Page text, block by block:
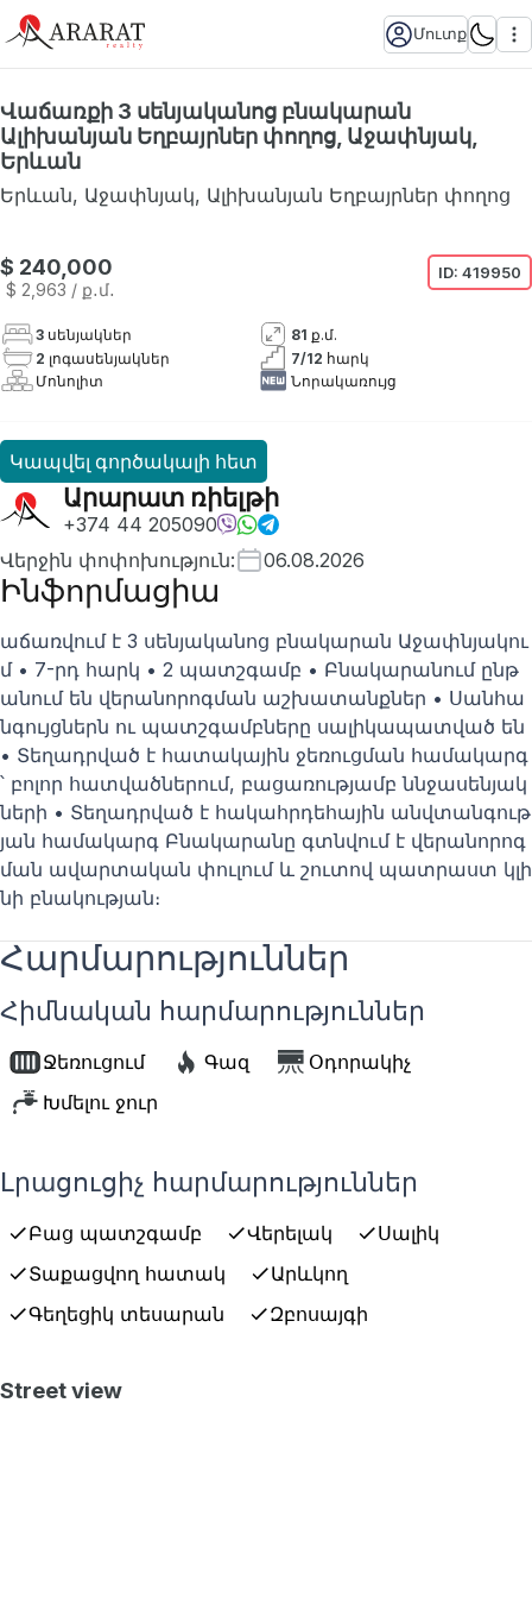
Մուտք
Վաճառքի 3 սենյականոց բնակարան
Ալիխանյան Եղբայրներ փողոց, Աջափնյակ,
Երևան
Երևան, Աջափնյակ, Ալիխանյան Եղբայրներ փողոց
$ 240,000
$ 2,963 / ք․մ․
ID: 419950
3 սենյակներ 81 ք.մ.
2 լոգասենյակներ 7/12 հարկ
Մոնոլիտ
Նորակառույց
Կապվել գործակալի հետ
Արարատ ռիելթի
+374 44 205090
Վերջին փոփոխություն: 06.08.2026
Ինֆորմացիա
աճառվում է 3 սենյականոց բնակարան Աջափնյակու
մ • 7-րդ հարկ • 2 պատշգամբ • Բնակարանում ընթ
անում են վերանորոգման աշխատանքներ • Սանհա
նգույցներն ու պատշգամբները սալիկապատված են
• Տեղադրված է հատակային ջեռուցման համակարգ
՝ բոլոր հատվածներում, բացառությամբ ննջասենյակ
ների • Տեղադրված է հակահրդեհային անվտանգութ
յան համակարգ Բնակարանը գտնվում է վերանորոգ
ման ավարտական փուլում և շուտով պատրաստ կլի
նի բնակության։
Հարմարություններ
Հիմնական հարմարություններ
Ջեռուցում Գազ
Օդորակիչ
Խմելու ջուր
Լրացուցիչ հարմարություններ
Բաց պատշգամբ Վերելակ
Սալիկ
Տաքացվող հատակ
Արևկող
Գեղեցիկ տեսարան
Զբոսայգի
Street view